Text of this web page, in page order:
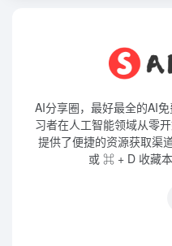
AI分享圈，最好最全的AI
习者在人工智能领域从零
提供了便捷的资源获取渠
或 ⌘ + D 收藏